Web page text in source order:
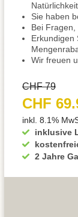
Natürlichkeit
Sie haben
Bei
Erkundigen
Wir freuen
inklusive
2 Jahre
CHF 79
CHF
inkl. 8.1%